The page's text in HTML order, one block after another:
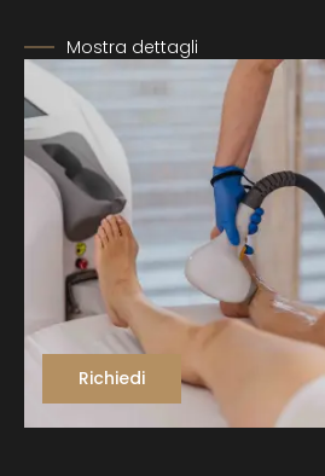
Mostra dettagli
Richiedi